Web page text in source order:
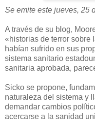
Se emite este jueves, 25
A través de su blog,
«historias de terror sobre
habían sufrido en sus
sistema sanitario
sanitaria aprobada,
Sicko se propone,
naturaleza del sistema y
demandar cambios
acercarse a la sanidad